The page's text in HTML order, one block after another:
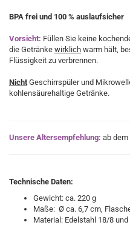
BPA frei und 100 % auslaufsicher
Vorsicht: Füllen Sie keine
die Getränke wirklich warm hält,
Flüssigkeit zu verbrennen.
Nicht Geschirrspüler und
kohlensäurehaltige Getränke.
Unsere Altersempfehlung: ab dem
Technische Daten:
Gewicht: ca. 220 g
Maße: Ø ca. 6,7 cm,
Material: Edelstahl 18/8